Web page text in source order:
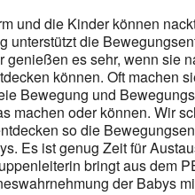
und die Kinder können
unterstützt die
es sehr, wenn sie
können. Oft machen
Bewegung und
machen oder können. Wir
so die
Es ist genug Zeit für
bringt aus dem
der Babys